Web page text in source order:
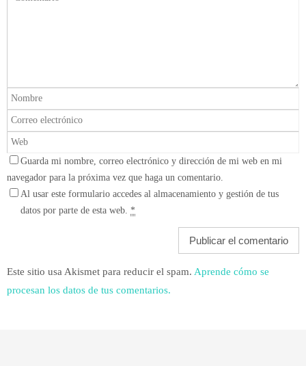
Guarda mi nombre, correo electrónico y dirección de mi web en mi
navegador para la próxima vez que haga un comentario.
Al usar este formulario accedes al almacenamiento y gestión de tus
datos por parte de esta web. *
Este sitio usa Akismet para reducir el spam. Aprende cómo se
procesan los datos de tus comentarios.